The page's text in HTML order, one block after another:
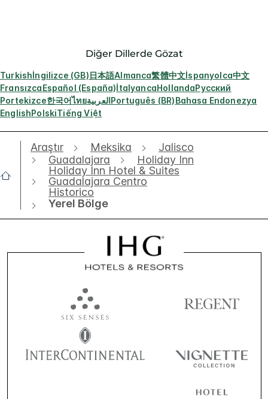
Diğer Dillerde Gözat
Turkishİngilizce (GB)日本語Almanca繁體中文İspanyolca中文
FransızcaEspañol (España)İtalyancaHollandaРусский
Portekizce한국어ไทยالعربيةPortuguês (BR)Bahasa Endonezya
EnglishPolskiTiếng Việt
Araştır Meksika
Jalisco
Guadalajara
Holiday Inn
Holiday Inn Hotel & Suites
Guadalajara Centro
Historico
Yerel Bölge